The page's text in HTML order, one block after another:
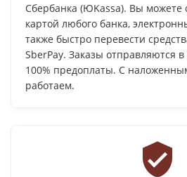
Сбербанка (ЮKassa). Вы можете
картой любого банка,
также быстро перевести
SberPay. Заказы отправляются в
100% предоплаты. С
работаем.